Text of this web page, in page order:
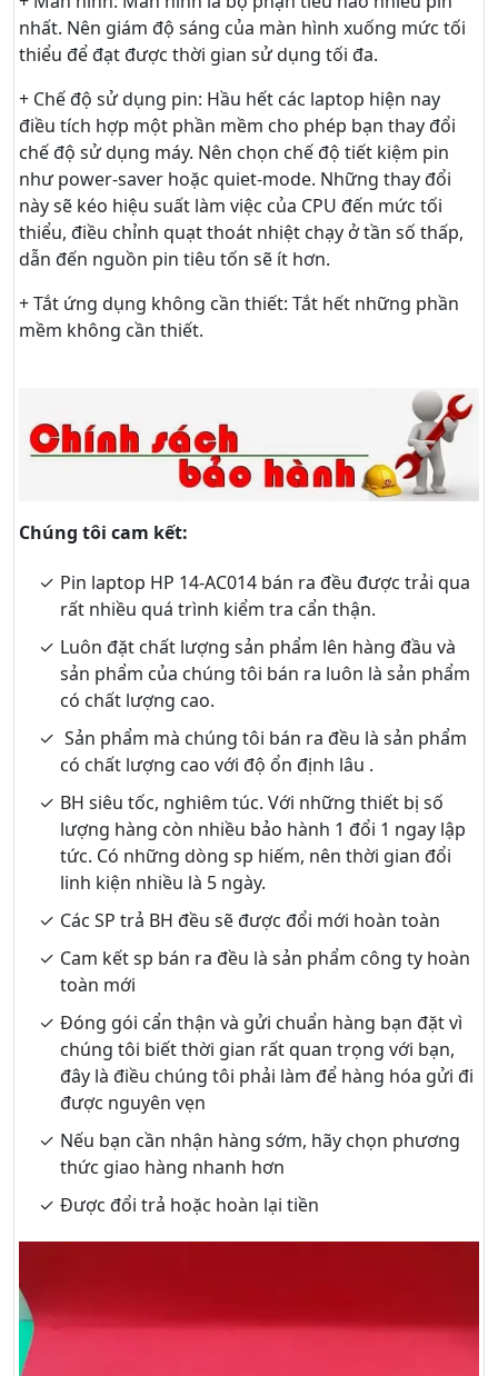
nhất. Nên giám độ sáng của màn hình xuống mức tối
thiểu để đạt được thời gian sử dụng tối đa.
+ Chế độ sử dụng pin: Hầu hết các laptop hiện nay
điều tích hợp một phần mềm cho phép bạn thay đổi
chế độ sử dụng máy. Nên chọn chế độ tiết kiệm pin
như power-saver hoặc quiet-mode. Những thay đổi
này sẽ kéo hiệu suất làm việc của CPU đến mức tối
thiểu, điều chỉnh quạt thoát nhiệt chạy ở tần số thấp,
dẫn đến nguồn pin tiêu tốn sẽ ít hơn.
+ Tắt ứng dụng không cần thiết: Tắt hết những phần
mềm không cần thiết.
Chúng tôi cam kết:
Pin laptop HP 14-AC014 bán ra đều được trải qua
rất nhiều quá trình kiểm tra cẩn thận.
Luôn đặt chất lượng sản phẩm lên hàng đầu và
sản phẩm của chúng tôi bán ra luôn là sản phẩm
có chất lượng cao.
Sản phẩm mà chúng tôi bán ra đều là sản phẩm
có chất lượng cao với độ ổn định lâu .
BH siêu tốc, nghiêm túc. Với những thiết bị số
lượng hàng còn nhiều bảo hành 1 đổi 1 ngay lập
tức. Có những dòng sp hiếm, nên thời gian đổi
linh kiện nhiều là 5 ngày.
Các SP trả BH đều sẽ được đổi mới hoàn toàn
Cam kết sp bán ra đều là sản phẩm công ty hoàn
toàn mới
Đóng gói cẩn thận và gửi chuẩn hàng bạn đặt vì
chúng tôi biết thời gian rất quan trọng với bạn,
đây là điều chúng tôi phải làm để hàng hóa gửi đi
được nguyên vẹn
Nếu bạn cần nhận hàng sớm, hãy chọn phương
thức giao hàng nhanh hơn
Được đổi trả hoặc hoàn lại tiền